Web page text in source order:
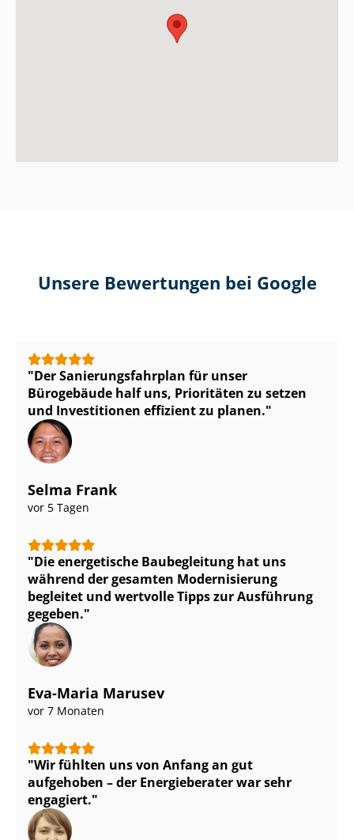
Unsere Bewertungen bei Google
Der Sa­nie­rungs­fahr­plan für unser
Bürogebäude half uns, Prioritäten zu setzen
und Investitionen effizient zu planen.
Selma Frank
vor 5 Tagen
Die energetische Baubegleitung hat uns
während der gesamten Modernisierung
begleitet und wertvolle Tipps zur Ausführung
gegeben.
Eva-Maria Marusev
vor 7 Monaten
Wir fühlten uns von Anfang an gut
aufgehoben – der Energieberater war sehr
engagiert.